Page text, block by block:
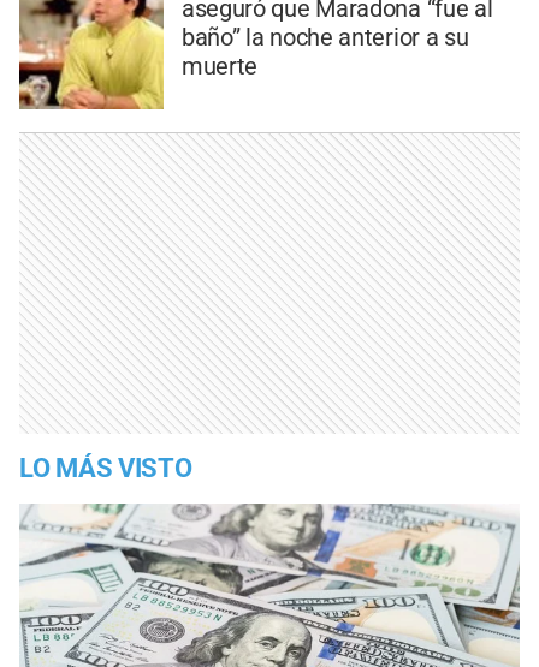
aseguró que Maradona “fue al
baño” la noche anterior a su
muerte
LO MÁS VISTO